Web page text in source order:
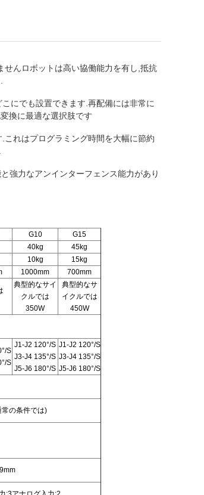
んロボットは高い協働能力を有し,抵抗
にでも設置できます.再配備には非常に
換に最適な選択肢です
れはプログラミング時間を大幅に節約
強力なアンインターフェンス能力があり
G10 G15
40kg
45kg
10kg
15kg
1000mm 700mm
典型的なサイ
クルでは
350W
典型的なサ
イクルでは
450W
S
S
J1-J2 120°/S
J3-J4 135°/S
J5-J6 180°/S
J1-J2 120°/S
J3-J4 135°/S
J5-J6 180°/S
の条件では)